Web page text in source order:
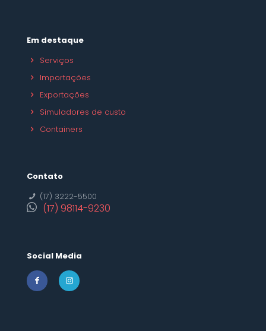
Em destaque
Serviços
Importações
Exportações
Simuladores de custo
Containers
Contato
(17) 3222-5500
(17) 98114-9230
Social Media